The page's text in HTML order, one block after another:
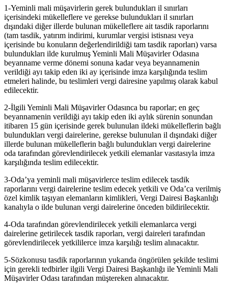
1-Yeminli mali müşavirlerin gerek bulundukları il sınırları
içerisindeki mükelleflere ve gerekse bulundukları il sınırları
dışındaki diğer illerde bulunan mükelleflere ait tasdik raporlarını
(tam tasdik, yatırım indirimi, kurumlar vergisi istisnası veya
içerisinde bu konuların değerlendirildiği tam tasdik raporları) varsa
bulundukları ilde kurulmuş Yeminli Mali Müşavirler Odasına
beyanname verme dönemi sonuna kadar veya beyannamenin
verildiği ayı takip eden iki ay içerisinde imza karşılığında teslim
etmeleri halinde, bu teslimleri vergi dairesine yapılmış olarak kabul
edilecektir.
2-İlgili Yeminli Mali Müşavirler Odasınca bu raporlar; en geç
beyannamenin verildiği ayı takip eden iki aylık sürenin sonundan
itibaren 15 gün içerisinde gerek bulunulan ildeki mükelleflerin bağlı
bulundukları vergi dairelerine, gerekse bulunulan il dışındaki diğer
illerde bulunan mükelleflerin bağlı bulundukları vergi dairelerine
oda tarafından görevlendirilecek yetkili elemanlar vasıtasıyla imza
karşılığında teslim edilecektir.
3-Oda’ya yeminli mali müşavirlerce teslim edilecek tasdik
raporlarını vergi dairelerine teslim edecek yetkili ve Oda’ca verilmiş
özel kimlik taşıyan elemanların kimlikleri, Vergi Dairesi Başkanlığı
kanalıyla o ilde bulunan vergi dairelerine önceden bildirilecektir.
4-Oda tarafından görevlendirilecek yetkili elemanlarca vergi
dairelerine getirilecek tasdik raporları, vergi daireleri tarafından
görevlendirilecek yetkililerce imza karşılığı teslim alınacaktır.
5-Sözkonusu tasdik raporlarının yukarıda öngörülen şekilde teslimi
için gerekli tedbirler ilgili Vergi Dairesi Başkanlığı ile Yeminli Mali
Müşavirler Odası tarafından müştereken alınacaktır.